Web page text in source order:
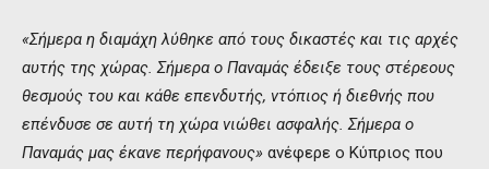
«Σήμερα η διαμάχη λύθηκε από τους δικαστές και τις αρχές
αυτής της χώρας. Σήμερα ο Παναμάς έδειξε τους στέρεους
θεσμούς του και κάθε επενδυτής, ντόπιος ή διεθνής που
επένδυσε σε αυτή τη χώρα νιώθει ασφαλής. Σήμερα ο
Παναμάς μας έκανε περήφανους» ανέφερε ο Κύπριος που